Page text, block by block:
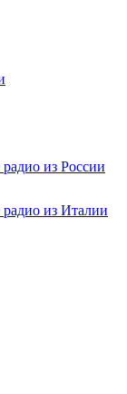
из России
радио из Италии